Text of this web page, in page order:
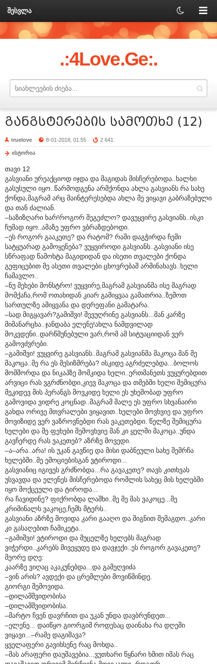
შესვლა
.:4Love.Ge:.
განგსტერების სამოთხე (12)
truelove 8-01-2018, 01:55 2 641
ისტორია
თავი 12
გასვიანი ურეაქციოდ იჯდა და მაგიდას მისჩერებოდა..ხალხი
გასუსული იყო..წარმოდგენა არმქონდა ახლა გასვიანს რა სახე
ქონდა,მაგრამ არც მაინტერესებდა ახლა მე ვიყავი გაბრაზებული
და თან ძალიან.
–საზიზღარი ხარ!როგორ შეგეძლო? დავუყვირე გასვიანს..ისკი
ჩუმად იყო..ამაზე უფრო ვბრაზდებოდი.
–ეს როგორ გააკეთე? და რატომ? რაში დაგჭირდა ჩემი
სატყუარად გამოყენება? ვუყვიროდი გასვიანს..გასვიანი ისე
სწრაფად წამოხტა მაგიდიდან და ისეთი თვალები ქონდა
გეფიცებით მე ასეთი თვალები ცხოვრებაშ არმინახავს..ხელი
ჩამავლო..
–ნუ მეხები მონსტრო! ვუყვირე,მაგრამ გასვიანმა ისე მაგრად
მომქაჩა,რომ ოთახიდან კიარ გამიყვაა გამათრია..ზემოთ
სართულზე ამიყვანა და დერეფანი გამატარა.
–სად მიგყავარ?გამიშვი! შევუღრინე გასვიანს...მან კარზე
მიმანარცხა..ჯანდაბა ელენე!ახლა ნამდვილად
მოკვდენი..დარწმუნებული ვარ,რომ ამ სიტუაციიდან ვერ
გამოვძვრები.
–გამიშვი! ვუყვირე გასვიანს..მაგრამ გასვიანმა მაკოცა მან მე
მაკოცა..მე რა ეს მესიზმრება? ისკიდე აგრძელებდა...ბოლოს
მომშორდა და ნიკაპზე მომკიდა ხელი..ერთმანეთს ვუყურებდით
არვიცი რას ვგრძნობდი,კიევ მაკოცა და თმებში ხელი შემიცურა
მეკიდევ მის პერანგს მოვკიდე ხელი ეს უხეშობად უფრო
გამოვიდა ვიდრე კოცნად..მაგრამ მალე ეს უფრო სხვანაირი
გახდა ორივე მთვრალები ვიყავით..ხელები მოვხვიე და უფრო
მოვიზიდე ვერ ვაზროვნებდი რას ვაკეთებდი. წელზე შემიცურა
ხელები და მე ფეხები შემოვხვიე მან კი ყელში მაკოცა..უნდა
გავჩერდე რას ვაკეთებ? აზრზე მოვედი.
–ა–არა..არა! ის უკან გავწიე და მისი დაბნეული სახე შემრჩა
ხელებში..მე ემოციებისგან ვტიროდი...
გასვიანიც იგივეს გრძნობდა...რა გავაკეთე? თავს კითხვას
უსვავდა და ელენეს მისჩერებოდა რომლის სახეც მის ხელებში
იყო მოქცეული და ტიროდა...
რა ჩავიდინე? ფიქრობდა ლაშხი..მე მე მას ვაკოცე...მე
კრიმინალს ვაკოცე,ჩემს მტერს..
გასვიანი აზრზე მოვიდა კარი გააღო და შიგნით შემაგდო..კარი
კი გასაღებით ჩამიკეტა..
–გამიშვი! ვტიროდი და მუცელზე ხელებს მაგრად
ვიჭერდი..კარებს მივეყუდე და დავჯექი..ეს როგორ გავაკეთე?
მეორე დღე:
კაარზე ვიღაც აკაკუნებდა...და გამეღვიძა
–ვინ არის? ავდექი და ცრემლები მოვიწმინდე.
გიორგი შემოვიდა.
–დილამშვიდობისა
–დილამშვიდობისა.
–მარტო ჩვენ დავრჩით და უკან უნდა დავბრუნდეთ...
–ელენე... დაიწყო გიორგიმ როდესაც დაინახა რა დღეში
ვიყავი...–რამე დაგიშავა?
ყველაფერი გავიხსენე რაც მოხდა..
–მას არაფერი დაუშავებია...ვუთხარი წყნარი ხმით იმას რაც